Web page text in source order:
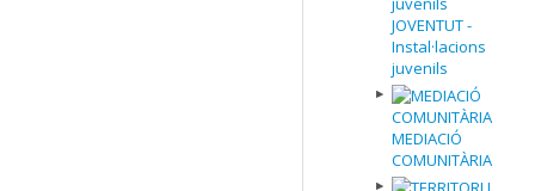
JOVENTUT -
Instal·lacions
juvenils
MEDIACIÓ
COMUNITÀRIA